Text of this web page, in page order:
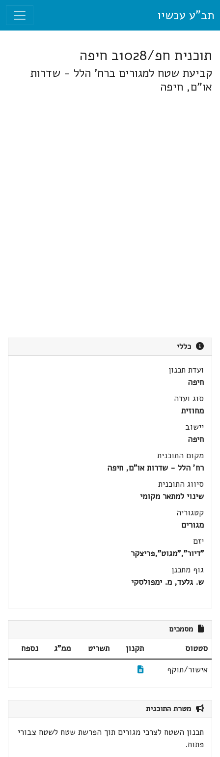
תב"ע עכשיו
תוכנית חפ/1028ב חיפה
קביעת שטח למגורים ברח' הלל - שדרות
או"ם, חיפה
כללי
ועדת תכנון
חיפה
סוג ועדה
מחוזית
יישוב
חיפה
מקום התוכנית
רח' הלל - שדרות או"ם, חיפה
סיווג התוכנית
שינוי למתאר מקומי
קטגוריה
מגורים
יזם
"דיור","מגוט",פריצקר
גוף מתכנן
ש. גלעד, מ. ימפולסקי
מסמכים
סטטוס תקנון תשריט ממ"ג
נספח
אישור/תוקף
מטרת התוכנית
תכנון השטח לצרכי מגורים תוך הפרשת שטח לשטח צבורי
פתוח.